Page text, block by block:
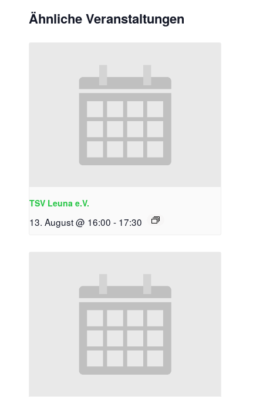
Ähnliche Veranstaltungen
TSV Leuna e.V.
13. August @ 16:00 - 17:30